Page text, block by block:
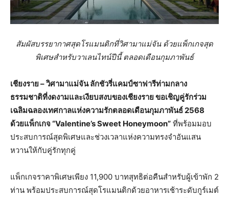
สัมผัสบรรยากาศสุดโรแมนติกที่วิศามาแม่จัน ด้วยแพ็กเกจสุด
พิเศษสำหรับวาเลนไทน์ปีนี้ ตลอดเดือนกุมภาพันธ์
เชียงราย – วิศามาแม่จัน ลักชัวรี่แคมป์ซาฟารีท่ามกลาง
ธรรมชาติที่งดงามและเงียบสงบของเชียงราย ขอเชิญคู่รักร่วม
เฉลิมฉลองเทศกาลแห่งความรักตลอดเดือนกุมภาพันธ์ 2568
ด้วยแพ็กเกจ “Valentine’s Sweet Honeymoon” ที่พร้อมมอบ
ประสบการณ์สุดพิเศษและช่วงเวลาแห่งความทรงจำอันแสน
หวานให้กับคู่รักทุกคู่
แพ็กเกจราคาพิเศษเพียง 11,900 บาทสุทธิต่อคืนสำหรับผู้เข้าพัก 2
ท่าน พร้อมประสบการณ์สุดโรแมนติกด้วยอาหารเช้าระดับกูร์เมต์